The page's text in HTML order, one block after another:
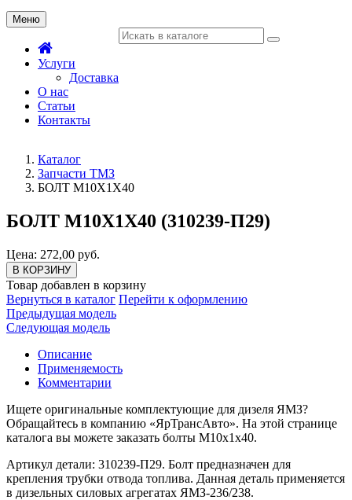
Меню
Услуги
Доставка
О нас
Статьи
Контакты
Каталог
Запчасти ТМЗ
БОЛТ М10Х1Х40
БОЛТ М10Х1Х40 (310239-П29)
Цена: 272,00 руб.
В КОРЗИНУ
Товар добавлен в корзину
Вернуться в каталог Перейти к оформлению
Предыдущая модель
Следующая модель
Описание
Применяемость
Комментарии
Ищете оригинальные комплектующие для дизеля ЯМЗ?
Обращайтесь в компанию «ЯрТрансАвто». На этой странице
каталога вы можете заказать болты М10х1х40.
Артикул детали: 310239-П29. Болт предназначен для
крепления трубки отвода топлива. Данная деталь применяется
в дизельных силовых агрегатах ЯМЗ-236/238.